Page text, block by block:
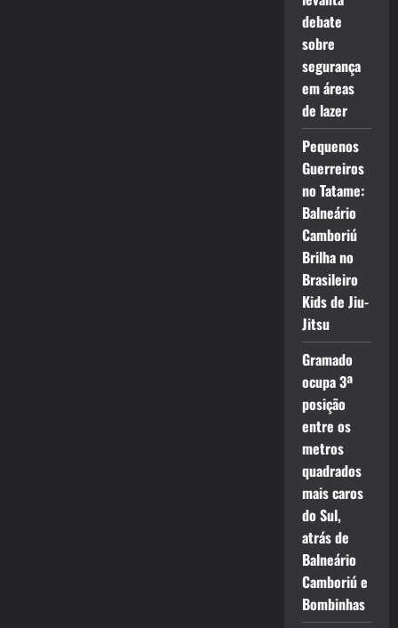
debate
sobre
segurança
em áreas
de lazer
Pequenos
Guerreiros
no Tatame:
Balneário
Camboriú
Brilha no
Brasileiro
Kids de Jiu-
Jitsu
Gramado
ocupa 3ª
posição
entre os
metros
quadrados
mais caros
do Sul,
atrás de
Balneário
Camboriú e
Bombinhas